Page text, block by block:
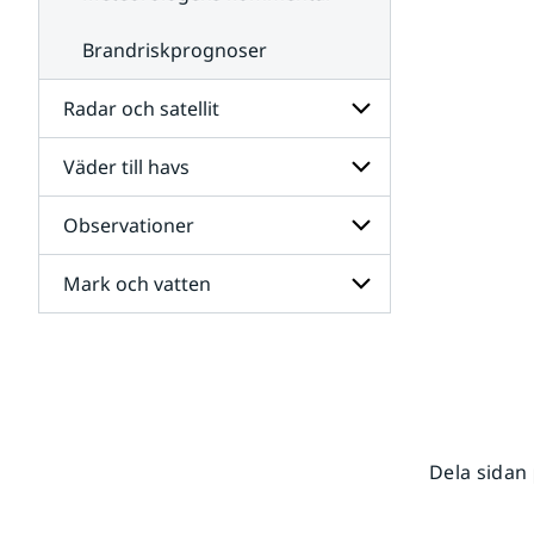
Brandriskprognoser
Radar och satellit
Undersidor
för
Radar
och
satellit
Väder till havs
Undersidor
för
Väder
till
havs
Observationer
Undersidor
för
Mark och vatten
Dela sidan